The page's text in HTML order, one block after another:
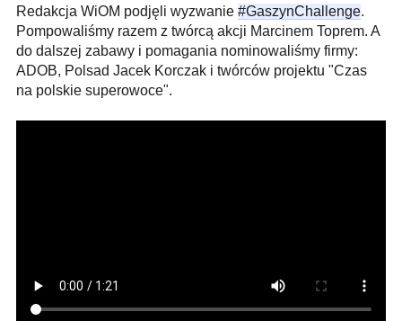
Redakcja WiOM podjęli wyzwanie #GaszynChallenge.
Pompowaliśmy razem z twórcą akcji Marcinem Toprem. A
do dalszej zabawy i pomagania nominowaliśmy firmy:
ADOB, Polsad Jacek Korczak i twórców projektu "Czas
na polskie superowoce".